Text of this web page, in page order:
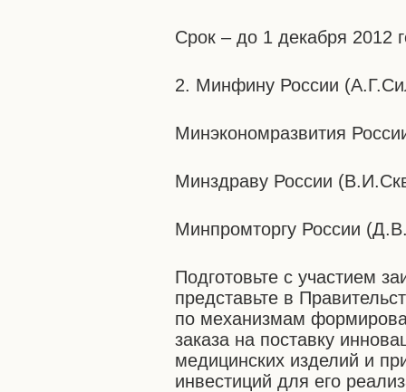
Срок – до 1 декабря 2012
2. Минфину России
Минэкономразвития
Минздраву России
Минпромторгу России
Подготовьте с участием
представьте в
по механизмам
заказа на поставку
медицинских изделий и
инвестиций для его